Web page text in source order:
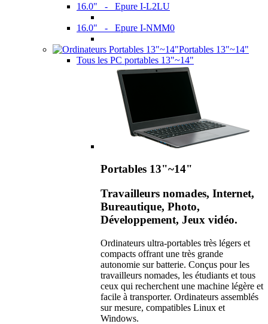
16.0" - Epure I-L2LU
16.0" - Epure I-NMM0
Portables 13"~14"
Tous les PC portables 13"~14"
Portables 13"~14"
Travailleurs nomades, Internet,
Bureautique, Photo,
Développement, Jeux vidéo.
Ordinateurs ultra-portables très légers et
compacts offrant une très grande
autonomie sur batterie. Conçus pour les
travailleurs nomades, les étudiants et tous
ceux qui recherchent une machine légère et
facile à transporter. Ordinateurs assemblés
sur mesure, compatibles Linux et
Windows.